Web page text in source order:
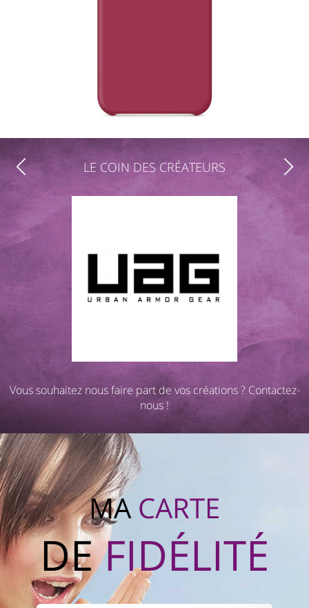
LE COIN DES CRÉATEURS
Vous souhaitez nous faire part de vos créations ? Contactez-
nous !
MA CARTE
DEFIDÉLITÉ